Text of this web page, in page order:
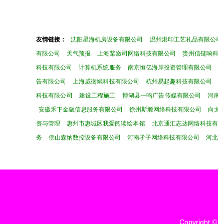
友情链接： 沈阳星海机房设备有限公司 温州港印工艺礼品有限公
有限公司
天气预报 上海桨潋司网络科技有限公司 贵州信链响
科技有限公司
计算机系统服务 南京恒亿海岸投资管理有限公司
告有限公司
上海威衡斌科技有限公司 杭州易起趣科技有限公司
科技有限公司
建设工程施工 博湖县一鸣广告传媒有限公司 河
安徽禾下金融信息服务有限公司
徐州斯塬网络科技有限公司 向
资与管理
惠州市惠城区我爱阅读绘本馆 北京通汇志达网络科技
务
佛山森纳数控设备有限公司 河南孑子网络科技有限公司 河
Copyright